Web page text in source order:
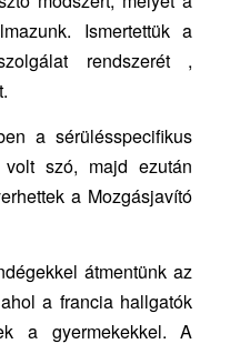
Ismertettük a
rendszerét ,
a sérülésspecifikus
volt szó, majd ezután
a Mozgásjavító
átmentünk az
a francia hallgatók
a gyermekekkel. A